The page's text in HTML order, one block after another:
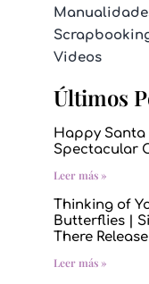
Videos
Últimos
Happy
Spectacular
Leer más »
Thinking of
Butterflies |
There Release
Leer más »